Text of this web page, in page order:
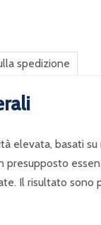
spedizione
elevata, basati
Il risultato sono